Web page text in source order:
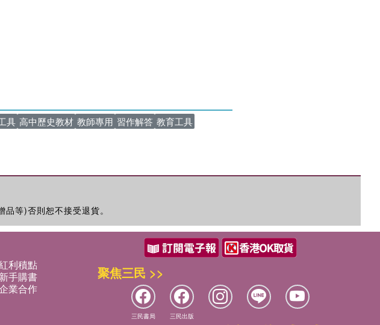
具 高中歷史教材 教師專用 習作解答 教育工具
等)否則恕不接受退貨。
利積點
新手購書
業合作
聚焦三民 >>
三民書局 三民出版